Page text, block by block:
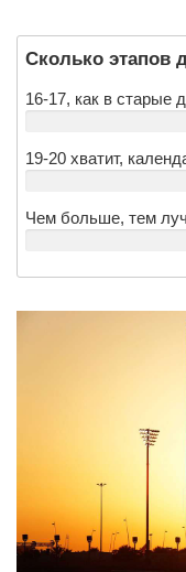
Сколько этапов
16-17, как в старые
19-20 хватит,
Чем больше, тем